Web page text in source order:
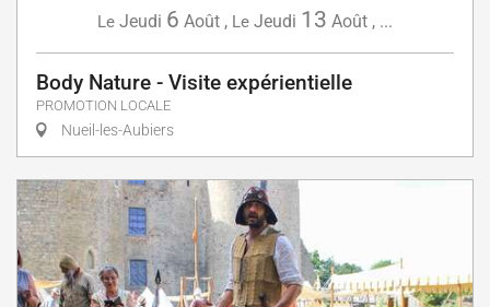
Le Jeudi 6 Août , Le Jeudi 13 Août , ...
Body Nature - Visite expérientielle
PROMOTION LOCALE
Nueil-les-Aubiers